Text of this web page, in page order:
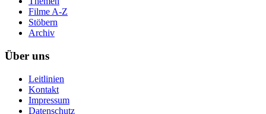
Filme A-Z
Stöbern
Archiv
Über uns
Leitlinien
Kontakt
Impressum
Datenschutz